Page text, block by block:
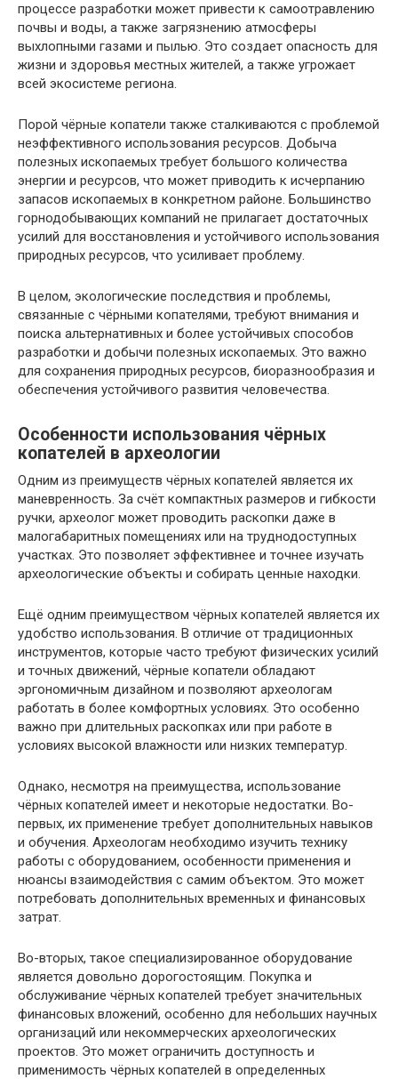
процессе разработки может привести к самоотравлению
почвы и воды, а также загрязнению атмосферы
выхлопными газами и пылью. Это создает опасность для
жизни и здоровья местных жителей, а также угрожает
всей экосистеме региона.
Порой чёрные копатели также сталкиваются с проблемой
неэффективного использования ресурсов. Добыча
полезных ископаемых требует большого количества
энергии и ресурсов, что может приводить к исчерпанию
запасов ископаемых в конкретном районе. Большинство
горнодобывающих компаний не прилагает достаточных
усилий для восстановления и устойчивого использования
природных ресурсов, что усиливает проблему.
В целом, экологические последствия и проблемы,
связанные с чёрными копателями, требуют внимания и
поиска альтернативных и более устойчивых способов
разработки и добычи полезных ископаемых. Это важно
для сохранения природных ресурсов, биоразнообразия и
обеспечения устойчивого развития человечества.
Особенности использования чёрных
копателей в археологии
Одним из преимуществ чёрных копателей является их
маневренность. За счёт компактных размеров и гибкости
ручки, археолог может проводить раскопки даже в
малогабаритных помещениях или на труднодоступных
участках. Это позволяет эффективнее и точнее изучать
археологические объекты и собирать ценные находки.
Ещё одним преимуществом чёрных копателей является их
удобство использования. В отличие от традиционных
инструментов, которые часто требуют физических усилий
и точных движений, чёрные копатели обладают
эргономичным дизайном и позволяют археологам
работать в более комфортных условиях. Это особенно
важно при длительных раскопках или при работе в
условиях высокой влажности или низких температур.
Однако, несмотря на преимущества, использование
чёрных копателей имеет и некоторые недостатки. Во-
первых, их применение требует дополнительных навыков
и обучения. Археологам необходимо изучить технику
работы с оборудованием, особенности применения и
нюансы взаимодействия с самим объектом. Это может
потребовать дополнительных временных и финансовых
затрат.
Во-вторых, такое специализированное оборудование
является довольно дорогостоящим. Покупка и
обслуживание чёрных копателей требует значительных
финансовых вложений, особенно для небольших научных
организаций или некоммерческих археологических
проектов. Это может ограничить доступность и
применимость чёрных копателей в определенных